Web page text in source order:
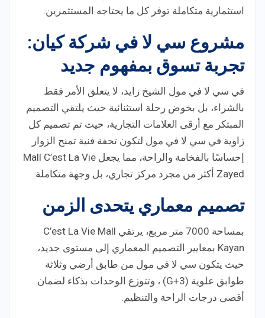
استثمارية متكاملة توفر كل ما يحتاجه المستثمرين.
مشروع سي لا في شركة كيان:
تجربة تسوق بمفهوم جديد
في سي لا في مول الشيخ زايد، لا يتعلق الأمر فقط
بالشراء، بل بخوض رحلة استثنائية حيث يلتقي التصميم
المبتكر مع أرقى العلامات التجارية، حيث تم تصميم كل
زاوية في سي لا في مول لتكون تحفة فنية تمنح الزوار
إحساسًا بالفخامة والراحة، مما يجعل Mall C’est La Vie
Zayed أكثر من مجرد مركز تجاري، بل وجهة متكاملة.
تصميم معماري يتحدى الزمن
بمساحة 7000 متر مربع، يرتقي C’est La Vie Mall
Kayan بمعايير التصميم المعماري إلى مستوى جديد،
حيث يتكون سي لا في مول من طابق أرضي وثلاثة
طوابق علوية (G+3) ، وتتوزع الوحدات بذكاء لضمان
أقصى درجات الراحة والتنظيم.